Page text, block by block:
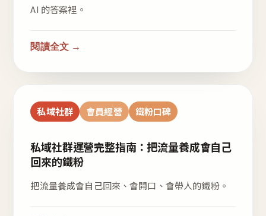
AI 的答案裡。
閱讀全文 →
私域社群 會員經營 鐵粉口碑
私域社群運營完整指南：把流量養成會自己
回來的鐵粉
把流量養成會自己回來、會開口、會帶人的鐵粉。